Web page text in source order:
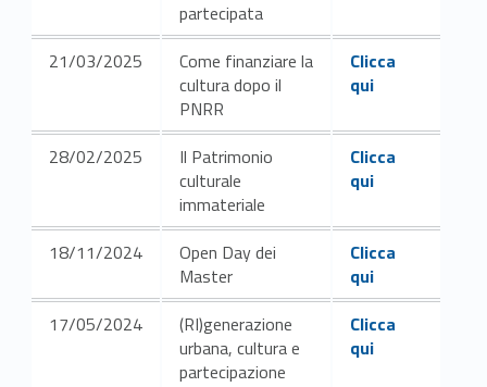
t
t
u
partecipata
21/03/2025
Come finanziare la
cultura dopo il
PNRR
Link identifier #identifier__195886-3
Clicca
qui
28/02/2025
Il Patrimonio
culturale
immateriale
Link identifier #identifier__46685-4
Clicca
qui
18/11/2024
Open Day dei
Master
Link identifier #identifier__171340-2
Clicca
qui
17/05/2024
(RI)generazione
urbana, cultura e
partecipazione
Link identifier #identifier__92268-3
Clicca
qui